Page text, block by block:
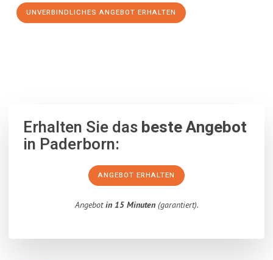
UNVERBINDLICHES ANGEBOT ERHALTEN
Erhalten Sie dasbeste Angebot
in Paderborn:
ANGEBOT ERHALTEN
Angebotin 15 Minuten(garantiert).